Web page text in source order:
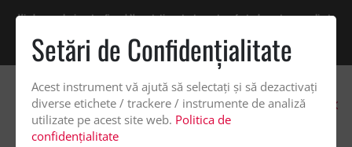
Vindem exclusiv catre firme! Ne puteti contacta pentru oferta de pret personalizata
discount suplimentar de 2% -Cumpără acum!
Setări de Confidenţialitate
Acest instrument vă ajută să selectați și să dezactivați
diverse etichete / trackere / instrumente de analiză
utilizate pe acest site web. Politica de
confidențialitate